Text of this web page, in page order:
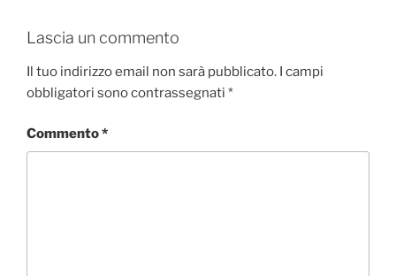
Lascia un commento
Il tuo indirizzo email non sarà pubblicato. I campi
obbligatori sono contrassegnati *
Commento*